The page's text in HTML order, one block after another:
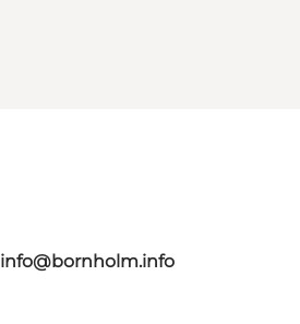
info@bornholm.info